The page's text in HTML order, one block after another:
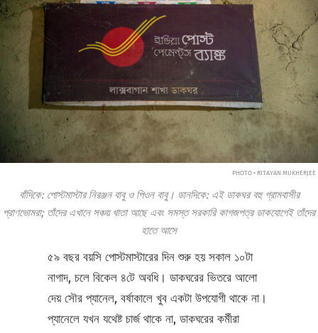
PHOTO • RITAYAN MUKHERJEE
বাঁদিকে: পোস্টমাস্টার নিরঞ্জন বাবু ও পিওন বাবু। ডানদিকে: এই ডাকঘর বহু গ্রামবাসীর
প্রাণভোমরা; তাঁদের এখানে সঞ্চয় খাতা আছে এবং সমস্ত সরকারি কাগজপত্র ডাকযোগেই তাঁদের
হাতে আসে
৫৯ বছর বয়সি পোস্টমাস্টারের দিন শুরু হয় সকাল ১০টা
নাগাদ, চলে বিকেল ৪টে অবধি। ডাকঘরের ভিতরে আলো
দেয় সৌর প্যানেল, বর্ষাকালে খুব একটা উপযোগী থাকে না।
প্যানেলে যখন যথেষ্ট চার্জ থাকে না, ডাকঘরের কর্মীরা